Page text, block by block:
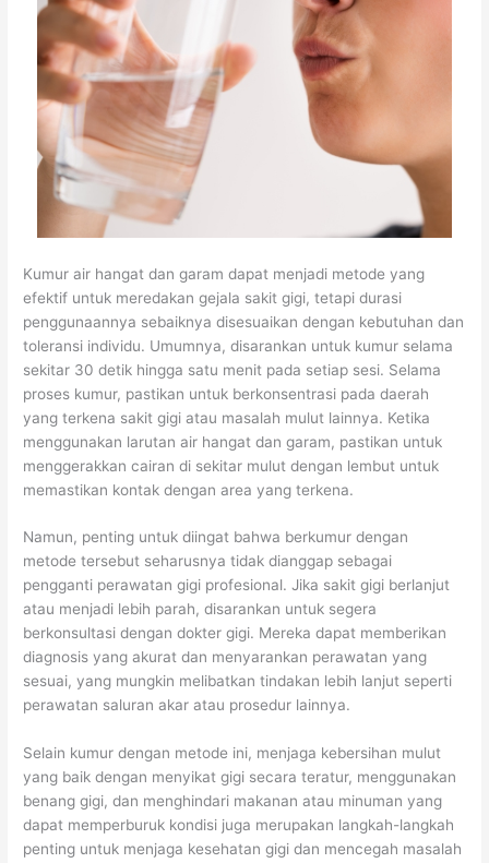
Kumur air hangat dan garam dapat menjadi metode yang
efektif untuk meredakan gejala sakit gigi, tetapi durasi
penggunaannya sebaiknya disesuaikan dengan kebutuhan dan
toleransi individu. Umumnya, disarankan untuk kumur selama
sekitar 30 detik hingga satu menit pada setiap sesi. Selama
proses kumur, pastikan untuk berkonsentrasi pada daerah
yang terkena sakit gigi atau masalah mulut lainnya. Ketika
menggunakan larutan air hangat dan garam, pastikan untuk
menggerakkan cairan di sekitar mulut dengan lembut untuk
memastikan kontak dengan area yang terkena.
Namun, penting untuk diingat bahwa berkumur dengan
metode tersebut seharusnya tidak dianggap sebagai
pengganti perawatan gigi profesional. Jika sakit gigi berlanjut
atau menjadi lebih parah, disarankan untuk segera
berkonsultasi dengan dokter gigi. Mereka dapat memberikan
diagnosis yang akurat dan menyarankan perawatan yang
sesuai, yang mungkin melibatkan tindakan lebih lanjut seperti
perawatan saluran akar atau prosedur lainnya.
Selain kumur dengan metode ini, menjaga kebersihan mulut
yang baik dengan menyikat gigi secara teratur, menggunakan
benang gigi, dan menghindari makanan atau minuman yang
dapat memperburuk kondisi juga merupakan langkah-langkah
penting untuk menjaga kesehatan gigi dan mencegah masalah